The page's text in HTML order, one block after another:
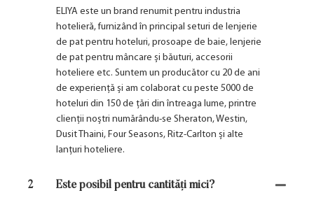
ELIYA este un brand renumit pentru industria
hotelieră, furnizând în principal seturi de lenjerie
de pat pentru hoteluri, prosoape de baie, lenjerie
de pat pentru mâncare și băuturi, accesorii
hoteliere etc. Suntem un producător cu 20 de ani
de experiență și am colaborat cu peste 5000 de
hoteluri din 150 de țări din întreaga lume, printre
clienții noștri numărându-se Sheraton, Westin,
Dusit Thaini, Four Seasons, Ritz-Carlton și alte
lanțuri hoteliere.
2 Este posibil pentru cantități mici?